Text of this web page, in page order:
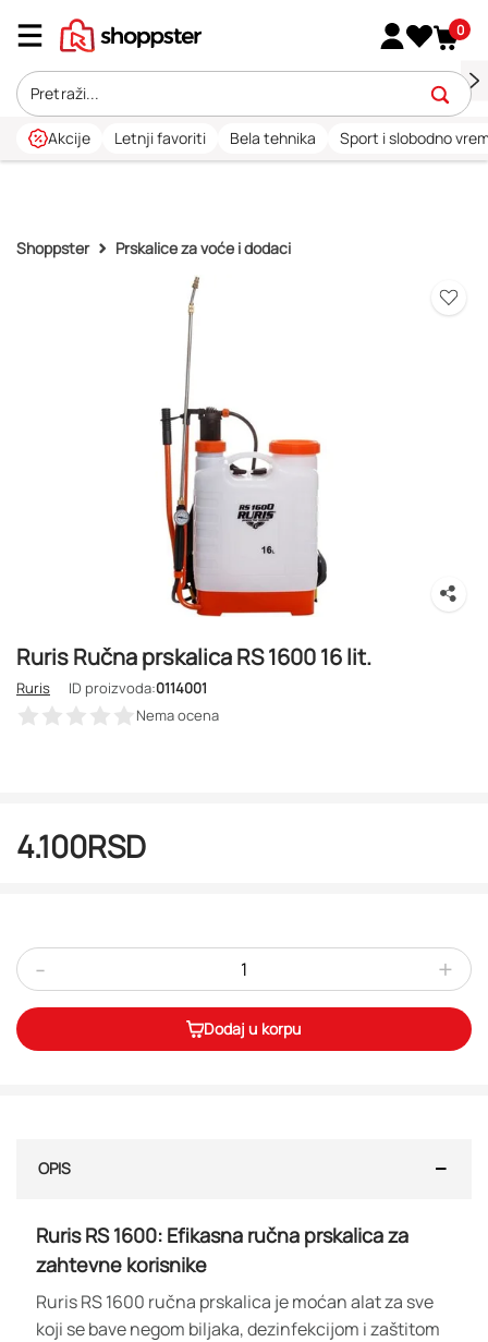
0
Akcije Letnji favoriti Bela tehnika Sport i slobodno
Shoppster Prskalice za voće i dodaci
Ruris Ručna prskalica RS 1600 16 lit.
Ruris ID proizvoda:0114001
Nema ocena
4.100RSD
- +
Dodaj u korpu
OPIS
Ruris RS 1600: Efikasna ručna prskalica za
zahtevne korisnike
Ruris RS 1600 ručna prskalica je moćan alat za sve
koji se bave negom biljaka, dezinfekcijom i zaštitom